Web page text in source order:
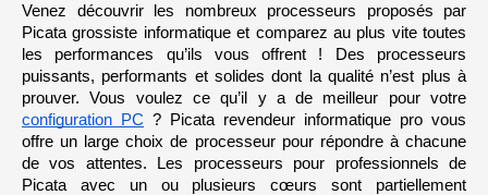
Venez découvrir les nombreux processeurs proposés par
Picata grossiste informatique et comparez au plus vite toutes
les performances qu’ils vous offrent ! Des processeurs
puissants, performants et solides dont la qualité n’est plus à
configuration PC ? Picata revendeur informatique pro vous
offre un large choix de processeur pour répondre à chacune
de vos attentes. Les processeurs pour professionnels de
Picata avec un ou plusieurs cœurs sont partiellement